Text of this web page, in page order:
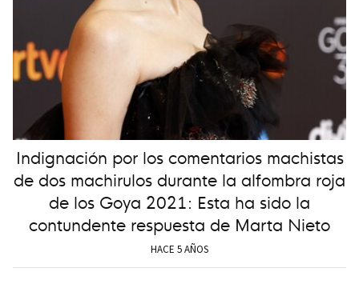
Indignación por los comentarios machistas
de dos machirulos durante la alfombra roja
de los Goya 2021: Esta ha sido la
contundente respuesta de Marta Nieto
HACE 5 AÑOS